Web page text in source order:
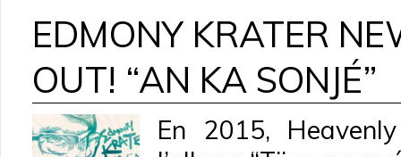
EDMONY KRATER
OUT! “AN KA SONJÉ”
En 2015,